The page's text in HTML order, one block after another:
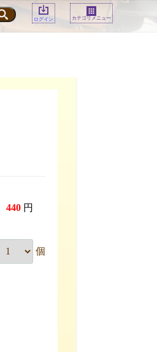
ログイン カテゴリメニュー
440 円
個